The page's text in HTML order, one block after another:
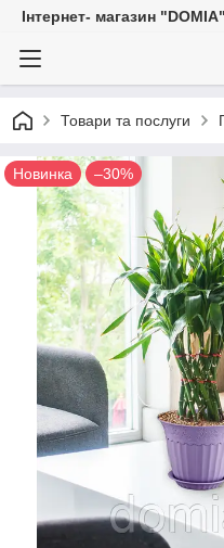
Iнтернет- магазин "DOMIA"
Товари та послуги
Новинка –30%